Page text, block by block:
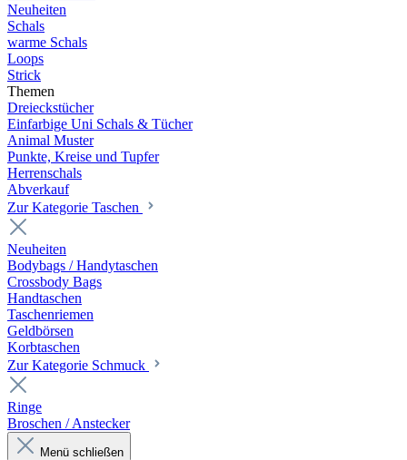
Neuheiten
Schals
warme Schals
Loops
Strick
Themen
Dreieckstücher
Einfarbige Uni Schals & Tücher
Animal Muster
Punkte, Kreise und Tupfer
Herrenschals
Abverkauf
Zur Kategorie Taschen
Neuheiten
Bodybags / Handytaschen
Crossbody Bags
Handtaschen
Taschenriemen
Geldbörsen
Korbtaschen
Zur Kategorie Schmuck
Ringe
Broschen / Anstecker
Menü schließen